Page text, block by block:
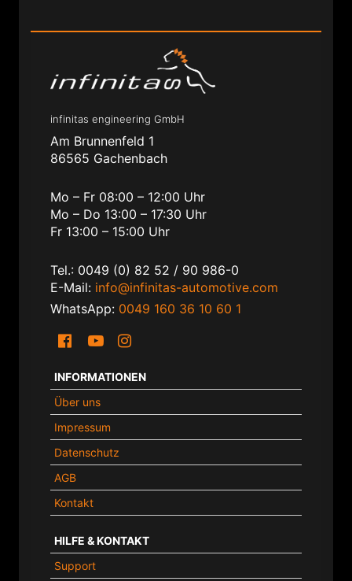
infinitas engineering GmbH
Am Brunnenfeld 1
86565 Gachenbach
Mo – Fr 08:00 – 12:00 Uhr
Mo – Do 13:00 – 17:30 Uhr
Fr 13:00 – 15:00 Uhr
Tel.: 0049 (0) 82 52 / 90 986-0
E-Mail: info@infinitas-automotive.com
WhatsApp: 0049 160 36 10 60 1
INFORMATIONEN
Über uns
Impressum
Datenschutz
AGB
Kontakt
HILFE & KONTAKT
Support